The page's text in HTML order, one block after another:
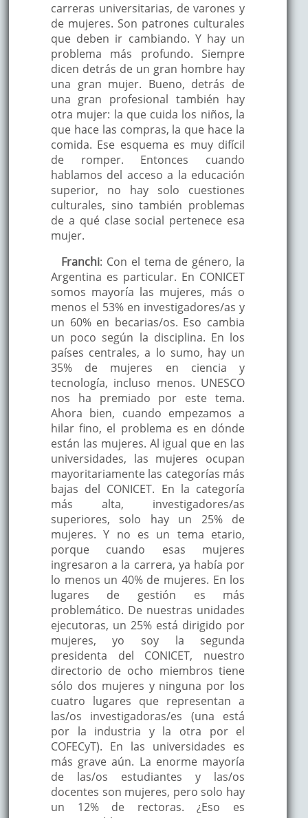
carreras universitarias, de varones y
de mujeres. Son patrones culturales
que deben ir cambiando. Y hay un
problema más profundo. Siempre
dicen detrás de un gran hombre hay
una gran mujer. Bueno, detrás de
una gran profesional también hay
otra mujer: la que cuida los niños, la
que hace las compras, la que hace la
comida. Ese esquema es muy difícil
de romper. Entonces cuando
hablamos del acceso a la educación
superior, no hay solo cuestiones
culturales, sino también problemas
de a qué clase social pertenece esa
mujer.
Franchi: Con el tema de género, la
Argentina es particular. En CONICET
somos mayoría las mujeres, más o
menos el 53% en investigadores/as y
un 60% en becarias/os. Eso cambia
un poco según la disciplina. En los
países centrales, a lo sumo, hay un
35% de mujeres en ciencia y
tecnología, incluso menos. UNESCO
nos ha premiado por este tema.
Ahora bien, cuando empezamos a
hilar fino, el problema es en dónde
están las mujeres. Al igual que en las
universidades, las mujeres ocupan
mayoritariamente las categorías más
bajas del CONICET. En la categoría
más alta, investigadores/as
superiores, solo hay un 25% de
mujeres. Y no es un tema etario,
porque cuando esas mujeres
ingresaron a la carrera, ya había por
lo menos un 40% de mujeres. En los
lugares de gestión es más
problemático. De nuestras unidades
ejecutoras, un 25% está dirigido por
mujeres, yo soy la segunda
presidenta del CONICET, nuestro
directorio de ocho miembros tiene
sólo dos mujeres y ninguna por los
cuatro lugares que representan a
las/os investigadoras/es (una está
por la industria y la otra por el
COFECyT). En las universidades es
más grave aún. La enorme mayoría
de las/os estudiantes y las/os
docentes son mujeres, pero solo hay
un 12% de rectoras. ¿Eso es